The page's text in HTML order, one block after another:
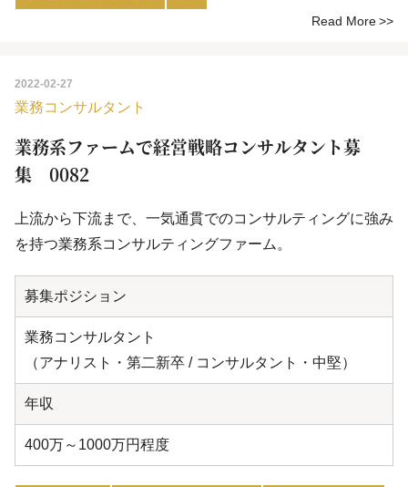
Read More
2022-02-27
業務コンサルタント
業務系ファームで経営戦略コンサルタント募
集 0082
上流から下流まで、一気通貫でのコンサルティングに強み
を持つ業務系コンサルティングファーム。
募集ポジション
業務コンサルタント
（アナリスト・第二新卒 / コンサルタント・中堅）
年収
400万～1000万円程度